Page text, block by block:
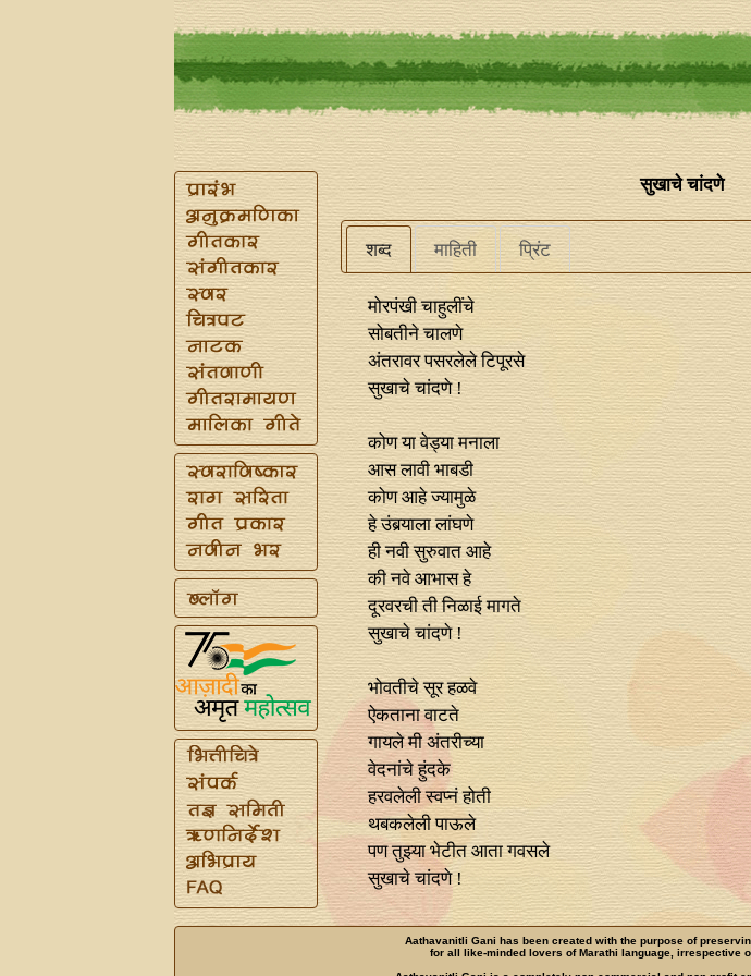
सुखाचे चांदणे
शब्द माहिती प्रिंट
मोरपंखी चाहुलींचे
सोबतीने चालणे
अंतरावर पसरलेले टिपूरसे
सुखाचे चांदणे !
कोण या वेड्या मनाला
आस लावी भाबडी
कोण आहे ज्यामुळे
हे उंबर्‍याला लांघणे
ही नवी सुरुवात आहे
की नवे आभास हे
दूरवरची ती निळाई मागते
सुखाचे चांदणे !
भोवतीचे सूर हळवे
ऐकताना वाटते
गायले मी अंतरीच्या
वेदनांचे हुंदके
हरवलेली स्वप्‍नं होती
थबकलेली पाऊले
पण तुझ्या भेटीत आता गवसले
सुखाचे चांदणे !
Aathavanitli Gani has been created with the purpose of
for all like-minded lovers of Marathi language, irrespective